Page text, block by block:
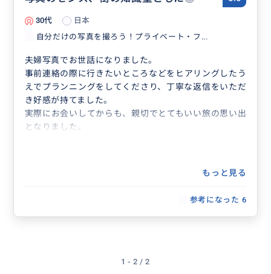
30代
日本
自分だけの写真を撮ろう！プライベート・フ...
夫婦写真でお世話になりました。
事前連絡の際に行きたいところなどをヒアリングしたう
えでプランニングをしてくださり、丁寧な返信をいただ
き好感が持てました。
実際にお会いしてからも、親切でとてもいい旅の思い出
となりました。
もっと見る
参考になった 6
1 - 2 / 2